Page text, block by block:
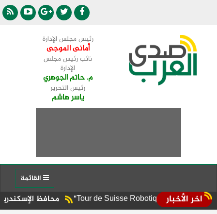
رئيس مجلس الإدارة
أمانى الموجى
نائب رئيس مجلس
الإدارة
م. حاتم الجوهري
رئيس التحرير
ياسر هاشم
اخر الأخبار محافظ الإسكندرية يوجه برفع